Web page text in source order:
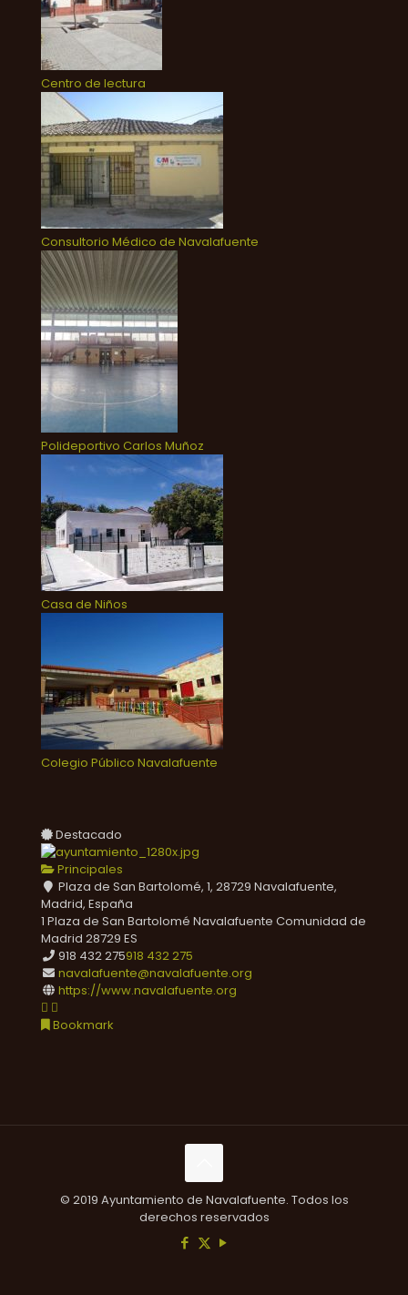
Centro de lectura
Consultorio Médico de Navalafuente
Polideportivo Carlos Muñoz
Casa de Niños
Colegio Público Navalafuente
Destacado
Principales
Plaza de San Bartolomé, 1, 28729 Navalafuente,
Madrid, España
1 Plaza de San Bartolomé Navalafuente Comunidad de
Madrid 28729 ES
918 432 275918 432 275
navalafuente@navalafuente.org
https://www.navalafuente.org
Bookmark
© 2019 Ayuntamiento de Navalafuente. Todos los
derechos reservados